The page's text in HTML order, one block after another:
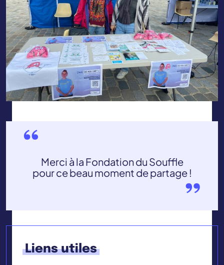
Merci à la Fondation du Souffle
pour ce beau moment de partage !
Liens utiles